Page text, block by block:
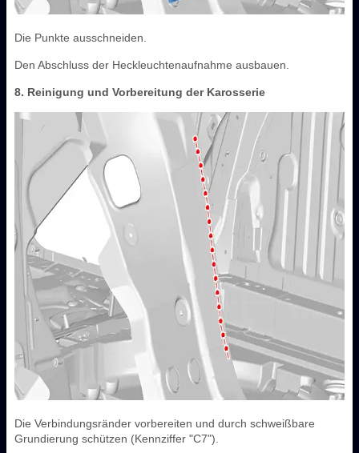
Die Punkte ausschneiden.
Den Abschluss der Heckleuchtenaufnahme ausbauen.
8. Reinigung und Vorbereitung der Karosserie
Die Verbindungsränder vorbereiten und durch schweißbare
Grundierung schützen (Kennziffer "C7").